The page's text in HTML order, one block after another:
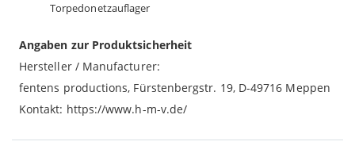
Torpedonetzauflager
Angaben zur Produktsicherheit
Hersteller / Manufacturer:
fentens productions, Fürstenbergstr. 19, D-49716 Meppen
Kontakt: https://www.h-m-v.de/